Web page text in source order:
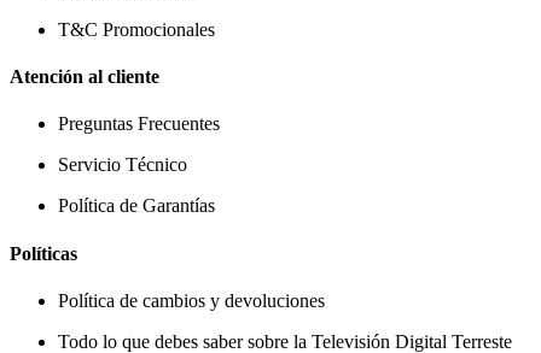
T&C Promocionales
Atención al cliente
Preguntas Frecuentes
Servicio Técnico
Política de Garantías
Políticas
Política de cambios y devoluciones
Todo lo que debes saber sobre la Televisión Digital Terreste